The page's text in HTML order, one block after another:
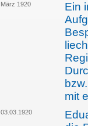
März 1920
Ein
mit
03.03.1920